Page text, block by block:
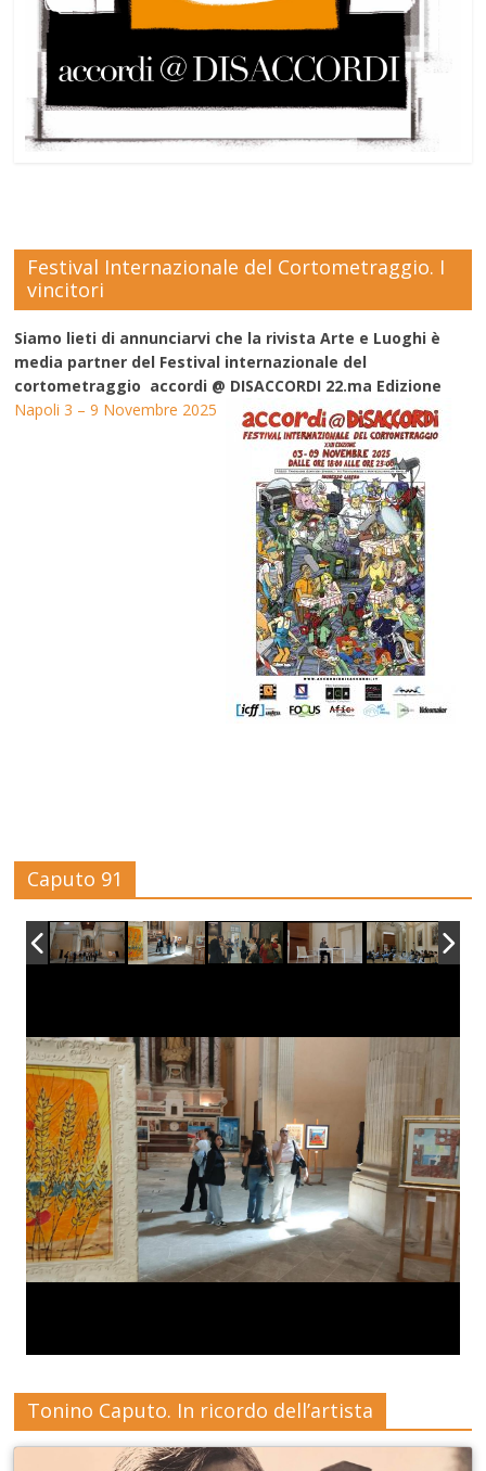
Festival Internazionale del Cortometraggio. I
vincitori
Siamo lieti di annunciarvi che la rivista Arte e Luoghi è
media partner del Festival internazionale del
cortometraggio accordi @ DISACCORDI 22.ma Edizione
Napoli 3 – 9 Novembre 2025
Caputo 91
Tonino Caputo. In ricordo dell’artista